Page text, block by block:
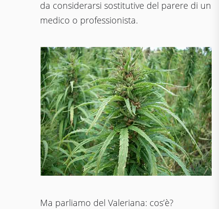
da considerarsi sostitutive del parere di un
medico o professionista.
Ma parliamo del Valeriana: cos’è?